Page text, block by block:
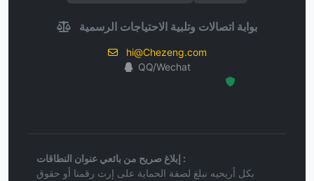
بوابة اتصالات وتلبية الاحتياجات الرسمية
hi@Chezeng.com
QQ/Wechat
إبلاغ صريح من بائعي عنوان النطاقات :
بكل أريحيه نبلغ لصفة الحماية على إرث رقمنا أو حقوق